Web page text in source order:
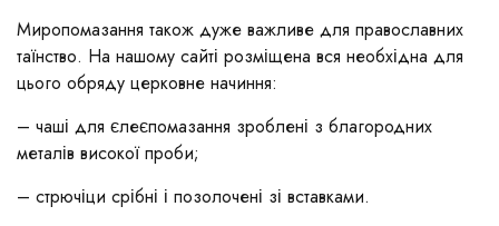
Миропомазання також дуже важливе для православних
таїнство. На нашому сайті розміщена вся необхідна для
цього обряду церковне начиння:
– чаші для єлеєпомазання зроблені з благородних
металів високої проби;
– стрючіци срібні і позолочені зі вставками.